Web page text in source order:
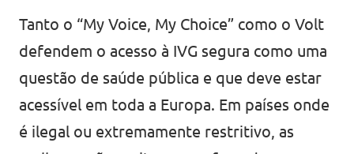
Tanto o “My Voice, My Choice” como o Volt
defendem o acesso à IVG segura como uma
questão de saúde pública e que deve estar
acessível em toda a Europa. Em países onde
é ilegal ou extremamente restritivo, as